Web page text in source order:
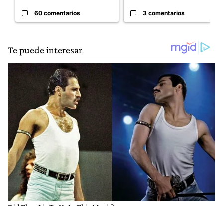
60 comentarios 3 comentarios